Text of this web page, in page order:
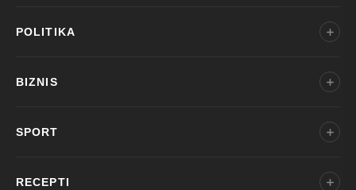
POLITIKA
BIZNIS
SPORT
RECEPTI